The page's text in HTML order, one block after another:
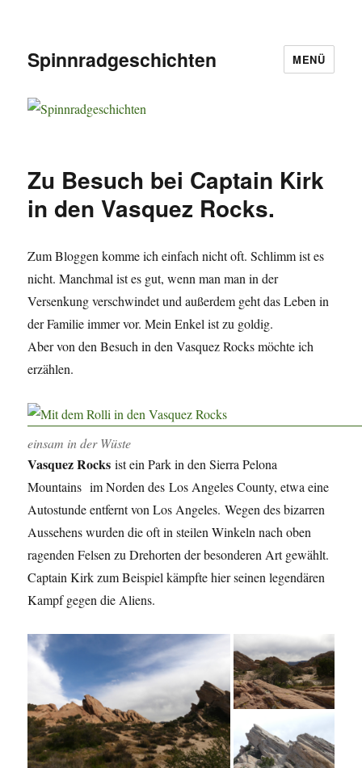
Spinnradgeschichten MENÜ
Zu Besuch bei Captain Kirk
in den Vasquez Rocks.
Zum Bloggen komme ich einfach nicht oft. Schlimm ist es
nicht. Manchmal ist es gut, wenn man man in der
Versenkung verschwindet und außerdem geht das Leben in
der Familie immer vor. Mein Enkel ist zu goldig.
Aber von den Besuch in den Vasquez Rocks möchte ich
erzählen.
einsam in der Wüste
Vasquez Rocks ist ein Park in den Sierra Pelona
Mountains im Norden des Los Angeles County, etwa eine
Autostunde entfernt von Los Angeles. Wegen des bizarren
Aussehens wurden die oft in steilen Winkeln nach oben
ragenden Felsen zu Drehorten der besonderen Art gewählt.
Captain Kirk zum Beispiel kämpfte hier seinen legendären
Kampf gegen die Aliens.